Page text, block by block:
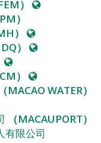
站
）
網
）
）
網
站
）
網
網
站
）
網
站
（MACAO WATER）
（MACAUPORT）
有限公司